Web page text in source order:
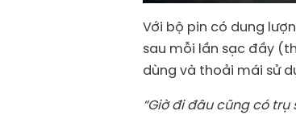
Với bộ pin có dung
sau mỗi lần sạc đầy
dùng và thoải mái sử
“Giờ đi đâu cũng có